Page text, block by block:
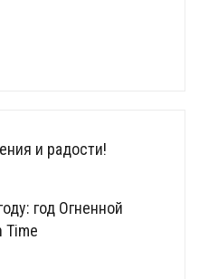
и радости!
год Огненной
Time